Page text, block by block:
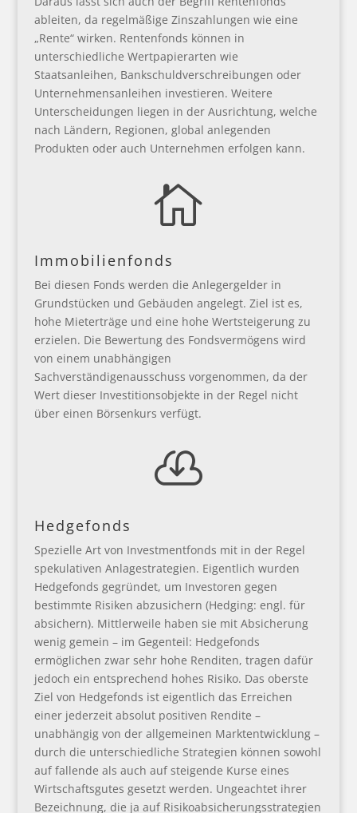
ableiten, da regelmäßige Zinszahlungen wie eine
„Rente“ wirken. Rentenfonds können in
unterschiedliche Wertpapierarten wie
Staatsanleihen, Bankschuldverschreibungen oder
Unternehmensanleihen investieren. Weitere
Unterscheidungen liegen in der Ausrichtung, welche
nach Ländern, Regionen, global anlegenden
Produkten oder auch Unternehmen erfolgen kann.

Immobilienfonds
Bei diesen Fonds werden die Anlegergelder in
Grundstücken und Gebäuden angelegt. Ziel ist es,
hohe Mieterträge und eine hohe Wertsteigerung zu
erzielen. Die Bewertung des Fondsvermögens wird
von einem unabhängigen
Sachverständigenausschuss vorgenommen, da der
Wert dieser Investitionsobjekte in der Regel nicht
über einen Börsenkurs verfügt.

Hedgefonds
Spezielle Art von Investmentfonds mit in der Regel
spekulativen Anlagestrategien. Eigentlich wurden
Hedgefonds gegründet, um Investoren gegen
bestimmte Risiken abzusichern (Hedging: engl. für
absichern). Mittlerweile haben sie mit Absicherung
wenig gemein – im Gegenteil: Hedgefonds
ermöglichen zwar sehr hohe Renditen, tragen dafür
jedoch ein entsprechend hohes Risiko. Das oberste
Ziel von Hedgefonds ist eigentlich das Erreichen
einer jederzeit absolut positiven Rendite –
unabhängig von der allgemeinen Marktentwicklung –
durch die unterschiedliche Strategien können sowohl
auf fallende als auch auf steigende Kurse eines
Wirtschaftsgutes gesetzt werden. Ungeachtet ihrer
Bezeichnung, die ja auf Risikoabsicherungsstrategien